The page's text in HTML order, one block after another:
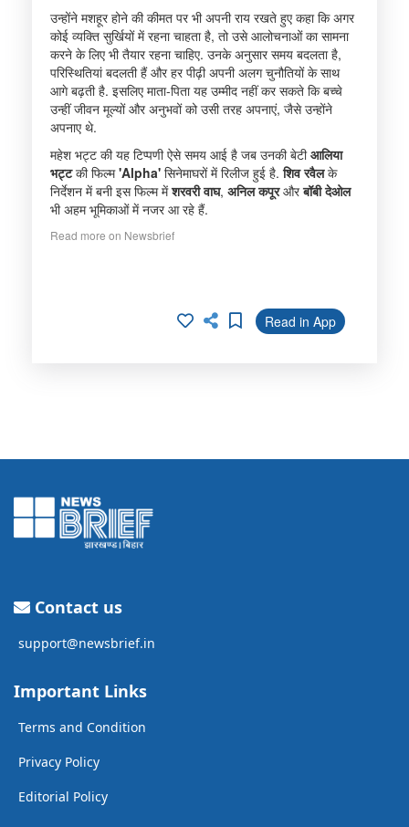
उन्होंने मशहूर होने की कीमत पर भी अपनी राय रखते हुए कहा कि अगर
कोई व्यक्ति सुर्खियों में रहना चाहता है, तो उसे आलोचनाओं का सामना
करने के लिए भी तैयार रहना चाहिए. उनके अनुसार समय बदलता है,
परिस्थितियां बदलती हैं और हर पीढ़ी अपनी अलग चुनौतियों के साथ
आगे बढ़ती है. इसलिए माता-पिता यह उम्मीद नहीं कर सकते कि बच्चे
उन्हीं जीवन मूल्यों और अनुभवों को उसी तरह अपनाएं, जैसे उन्होंने
अपनाए थे.
महेश भट्ट की यह टिप्पणी ऐसे समय आई है जब उनकी बेटीआलिया
भट्टकी फिल्म'Alpha' सिनेमाघरों में रिलीज हुई है.शिव रवैलके
निर्देशन में बनी इस फिल्म मेंशरवरी वाघ, अनिल कपूरऔरबॉबी देओल
भी अहम भूमिकाओं में नजर आ रहे हैं.
Read more on Newsbrief
Read in App
Contact us
support@newsbrief.in
Important Links
Terms and Condition
Privacy Policy
Editorial Policy